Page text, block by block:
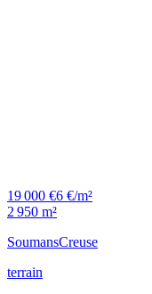
19 000 €6 €/m²
2 950 m²
SoumansCreuse
terrain